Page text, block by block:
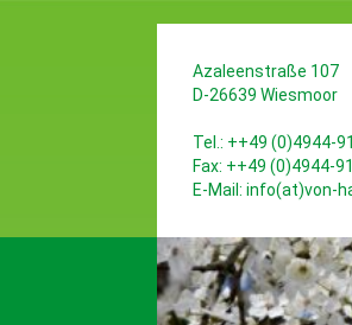
Azaleenstraße 107
D-26639 Wiesmoor
Tel.: ++49 (0)4944-
Fax: ++49 (0)4944-
E-Mail: info(at)von-